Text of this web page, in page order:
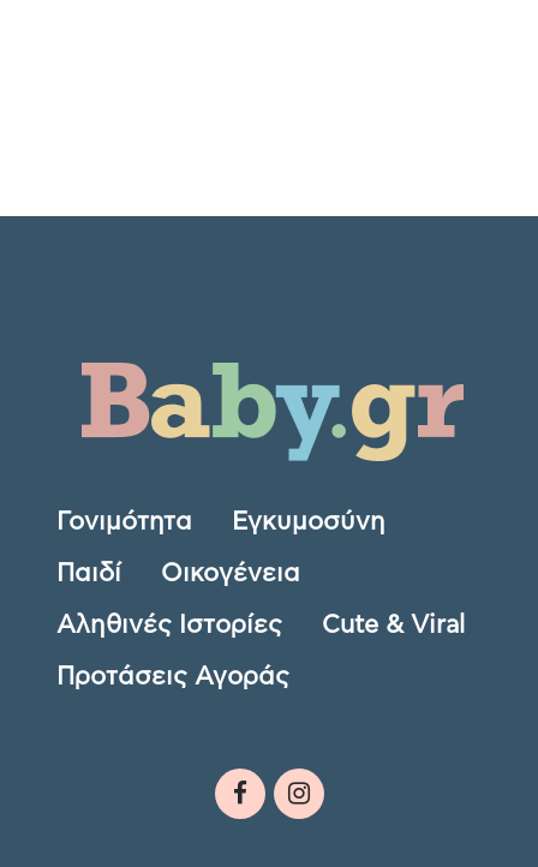
Γονιμότητα Εγκυμοσύνη
Παιδί Οικογένεια
Αληθινές Ιστορίες Cute & Viral
Προτάσεις Αγοράς